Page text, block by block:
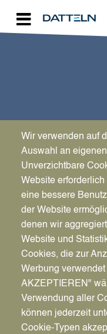
Pfadnavigation
Image
Wir verwenden auf
Auswahl an
Unverzichtbare
Website
eine bessere
der Website
denen wir
Website und
Cookies, die zur
Werbung
AKZEPTIEREN"
Verwendung aller
können jederzeit
Cookie-Typen